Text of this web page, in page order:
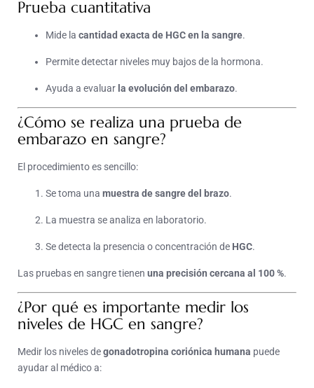
Prueba cuantitativa
Mide la cantidad exacta de HGC en la sangre.
Permite detectar niveles muy bajos de la hormona.
Ayuda a evaluar la evolución del embarazo.
¿Cómo se realiza una prueba de
embarazo en sangre?
El procedimiento es sencillo:
Se toma una muestra de sangre del brazo.
La muestra se analiza en laboratorio.
Se detecta la presencia o concentración de HGC.
Las pruebas en sangre tienen una precisión cercana al 100 %.
¿Por qué es importante medir los
niveles de HGC en sangre?
Medir los niveles degonadotropina coriónica humana puede
ayudar al médico a: